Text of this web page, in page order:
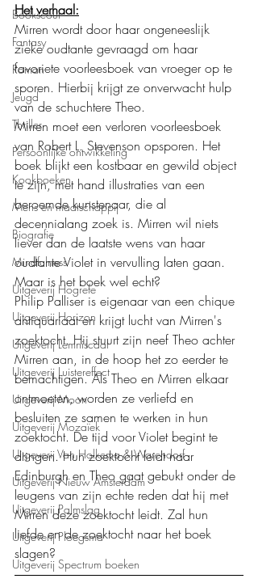
Bookscout
Fantasy
Roman
Jeugd
Thriller
Persoonlijke ontwikkeling
Kookboeken
Mens en maatschappij
Biografie
Mindfulness
Uitgeverij Hogrefe
Uitgeverij Horizon
Uitgeverij Lemniscaat
Uitgeverij Luistereffect
Uitgeverij Moon
Uitgeverij Mozaïek
Uitgeverij Van Holkema & Warendorf
Uitgeverij Nieuw Amsterdam
Uitgeverij Palmslag
Uitgeverij Ploegsma
Uitgeverij Spectrum boeken
Het verhaal:
Mirren wordt door haar ongeneeslijk
zieke oudtante gevraagd om haar
favoriete voorleesboek van vroeger op te
sporen. Hierbij krijgt ze onverwacht hulp
van de schuchtere Theo.
Mirren moet een verloren voorleesboek
van Robert L. Stevenson opsporen. Het
boek blijkt een kostbaar en gewild object
te zijn, met hand illustraties van een
beroemde kunstenaar, die al
decennialang zoek is. Mirren wil niets
liever dan de laatste wens van haar
oudtante Violet in vervulling laten gaan.
Maar is het boek wel echt?
Philip Palliser is eigenaar van een chique
antiquariaat en krijgt lucht van Mirren's
zoektocht. Hij stuurt zijn neef Theo achter
Mirren aan, in de hoop het zo eerder te
bemachtigen. Als Theo en Mirren elkaar
ontmoeten, worden ze verliefd en
besluiten ze samen te werken in hun
zoektocht. De tijd voor Violet begint te
dringen. Hun zoektocht leidt naar
Edinburgh en Theo gaat gebukt onder de
leugens van zijn echte reden dat hij met
Mirren deze zoektocht leidt. Zal hun
liefde en de zoektocht naar het boek
slagen?